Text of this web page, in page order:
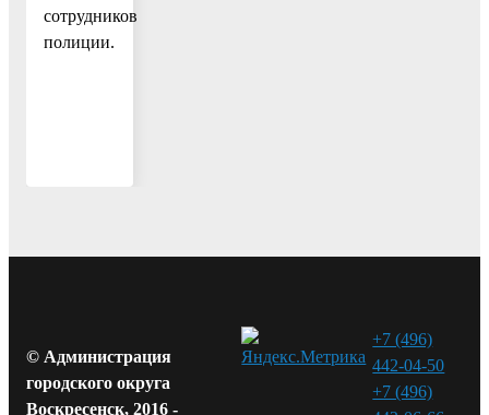
сотрудников
полиции.
© Администрация
городского округа
Воскресенск, 2016 -
+7 (496)
442-04-50
+7 (496)